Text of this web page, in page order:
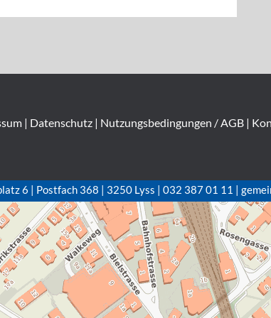
| Datenschutz| Nutzungsbedingungen / AGB|
6 | Postfach 368 | 3250 Lyss | 032 387 01 11 |